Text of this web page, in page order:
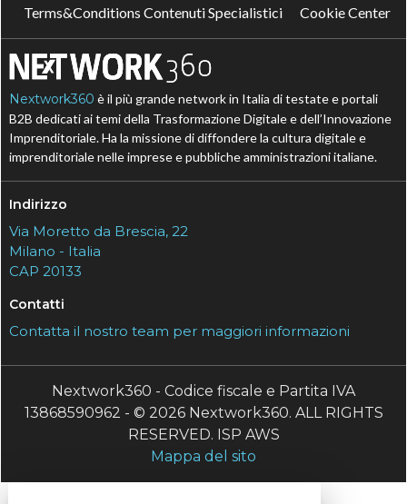
Terms&Conditions Contenuti Specialistici
Cookie Center
Nextwork360 è il più grande network in Italia di testate e portali
B2B dedicati ai temi della Trasformazione Digitale e dell’Innovazione
Imprenditoriale. Ha la missione di diffondere la cultura digitale e
imprenditoriale nelle imprese e pubbliche amministrazioni italiane.
Indirizzo
Via Moretto da Brescia, 22
Milano - Italia
CAP 20133
Contatti
Contatta il nostro team per maggiori informazioni
Nextwork360 - Codice fiscale e Partita IVA
13868590962 - © 2026 Nextwork360. ALL RIGHTS
RESERVED. ISP AWS
Mappa del sito